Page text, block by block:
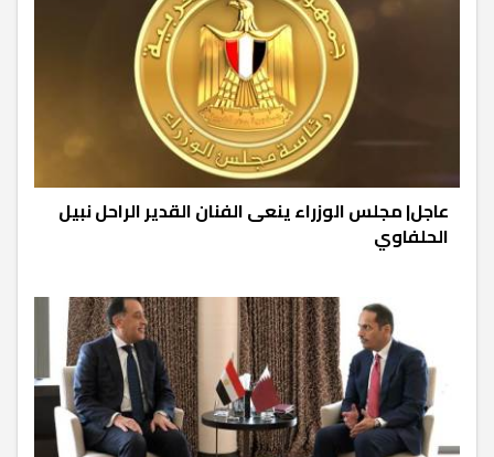
عاجل| مجلس الوزراء ينعى الفنان القدير الراحل نبيل
الحلفاوي